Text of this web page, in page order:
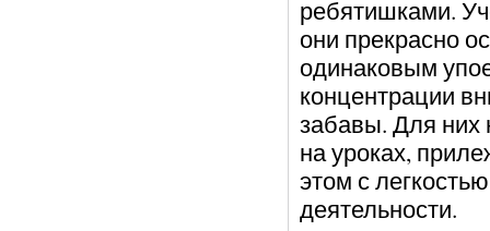
ребятишками.
они прекрасно
одинаковым
концентрации
забавы. Для них
на уроках,
этом с
деятельности.